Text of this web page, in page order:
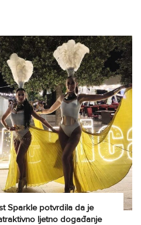
Sparkle potvrdila da je
ljetno događanje